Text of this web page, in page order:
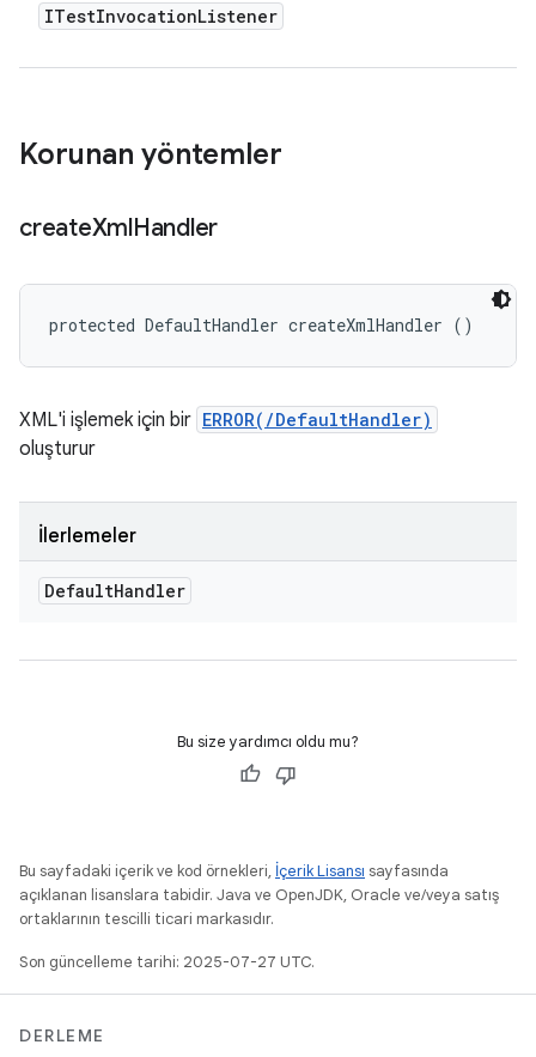
ITestInvocationListener
Korunan yöntemler
createXmlHandler
protected DefaultHandler createXmlHandler ()
XML'i işlemek için bir ERROR(/DefaultHandler)
oluşturur
İlerlemeler
DefaultHandler
Bu size yardımcı oldu mu?
Bu sayfadaki içerik ve kod örnekleri, İçerik Lisansı sayfasında
açıklanan lisanslara tabidir. Java ve OpenJDK, Oracle ve/veya satış
ortaklarının tescilli ticari markasıdır.
Son güncelleme tarihi: 2025-07-27 UTC.
DERLEME